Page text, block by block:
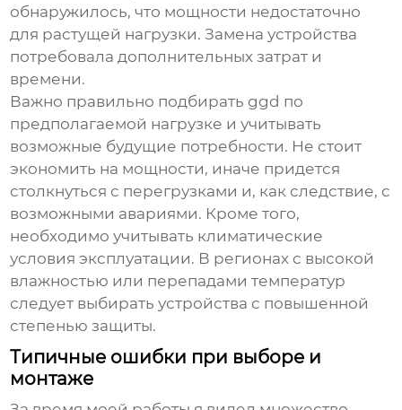
обнаружилось, что мощности недостаточно
для растущей нагрузки. Замена устройства
потребовала дополнительных затрат и
времени.
Важно правильно подбиратьggd по
предполагаемой нагрузке и учитывать
возможные будущие потребности. Не стоит
экономить на мощности, иначе придется
столкнуться с перегрузками и, как следствие, с
возможными авариями. Кроме того,
необходимо учитывать климатические
условия эксплуатации. В регионах с высокой
влажностью или перепадами температур
следует выбирать устройства с повышенной
степенью защиты.
Типичные ошибки при выборе и
монтаже